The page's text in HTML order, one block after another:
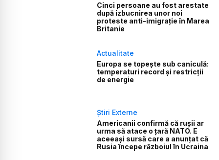
Cinci persoane au fost arestate
după izbucnirea unor noi
proteste anti-imigrație în Marea
Britanie
Actualitate
Europa se topește sub caniculă:
temperaturi record și restricții
de energie
Știri Externe
Americanii confirmă că rușii ar
urma să atace o țară NATO. E
aceeași sursă care a anunțat că
Rusia începe războiul în Ucraina